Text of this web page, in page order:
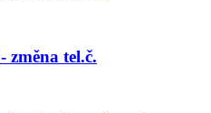
změna tel.č.